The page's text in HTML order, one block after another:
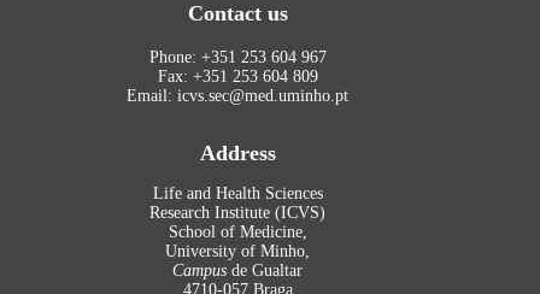
Contact us
Phone: +351 253 604 967
Fax: +351 253 604 809
Email: icvs.sec@med.uminho.pt
Address
Life and Health Sciences
Research Institute (ICVS)
School of Medicine,
University of Minho,
Campus de Gualtar
4710-057 Braga